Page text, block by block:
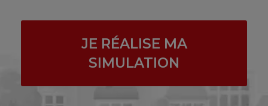
JE RÉALISE MA
SIMULATION